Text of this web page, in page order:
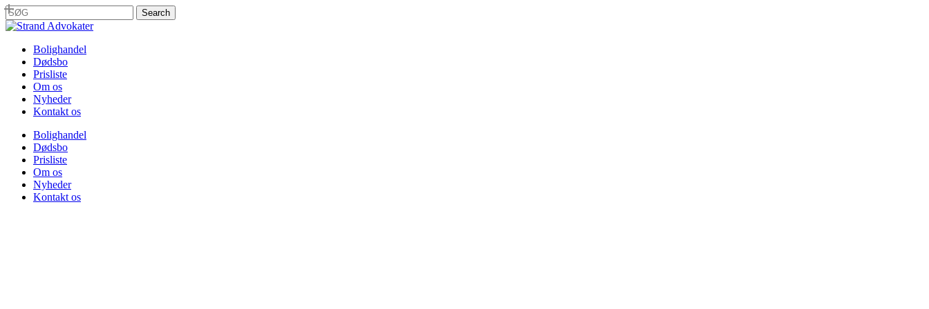
Skip
to
content
Search
Close
Menu
Bolighandel
Dødsbo
Prisliste
Om os
Nyheder
Kontakt os
Bolighandel
Dødsbo
Prisliste
Om os
Nyheder
Kontakt os